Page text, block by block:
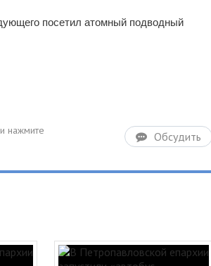
посетил атомный подводный
Обсудить